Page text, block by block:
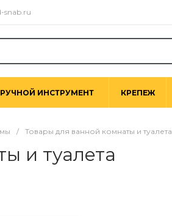
snab.ru
РУЧНОЙ ИНСТРУМЕНТ КРЕПЕЖ
/ Товары для ванной комнаты и туалета
и туалета